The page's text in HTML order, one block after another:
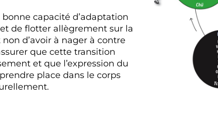
bonne capacité d’adaptation
de flotter allègrement sur la
d’avoir à nager à contre
que cette transition
et que l’expression du
place dans le corps